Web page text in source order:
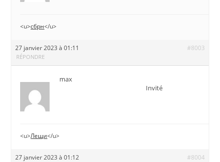
<u>сбрн</u>
27 janvier 2023 à 01:11 #8003
RÉPONDRE
max
Invité
<u>Лещи</u>
27 janvier 2023 à 01:12 #8004